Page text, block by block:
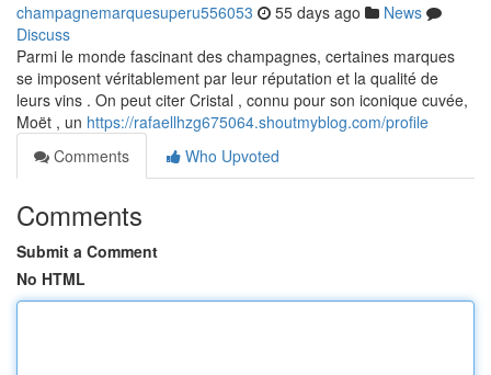
champagnemarquesuperu556053 55 days ago
News
Discuss
Parmi le monde fascinant des champagnes, certaines marques
se imposent véritablement par leur réputation et la qualité de
leurs vins . On peut citer Cristal , connu pour son iconique cuvée,
Moët , un https://rafaellhzg675064.shoutmyblog.com/profile
Comments
Who Upvoted
Comments
Submit a Comment
No HTML